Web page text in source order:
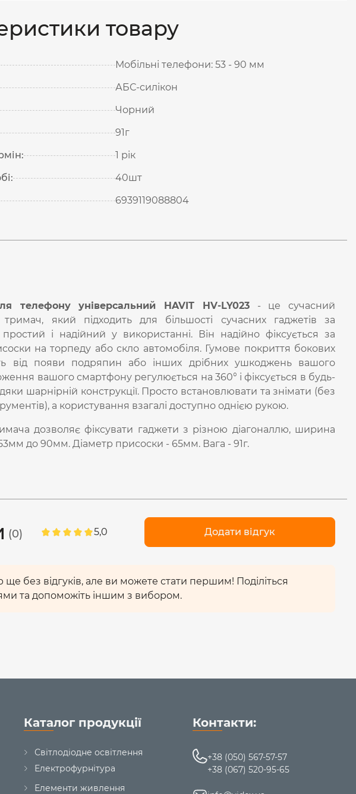
товару
Мобільні телефони: 53 - 90 мм
АБС-силікон
Чорний
91г
1 рік
40шт
6939119088804
телефону універсальний HAVIT HV-LY023- це сучасний
тримач, який підходить для більшості сучасних гаджетів за
і надійний у використанні. Він надійно фіксується за
на торпеду або скло автомобіля. Гумове покриття бокових
від появи подряпин або інших дрібних ушкоджень вашого
вашого смартфону регулюється на 360° і фіксується в будь-
шарнірній конструкції. Просто встановлювати та знімати (без
а користування взагалі доступно однією рукою.
дозволяє фіксувати гаджети з різною діагоналлю, ширина
до 90мм. Діаметр присоски - 65мм. Вага - 91г.
(0) 5,0 Додати відгук
ще без відгуків, але ви можете стати першим! Поділіться
та допоможіть іншим з вибором.
Каталог продукції
Світлодіодне освітлення
Електрофурнітура
Елементи живлення
Контакти:
+38 (050) 567-57-57
+38 (067) 520-95-65